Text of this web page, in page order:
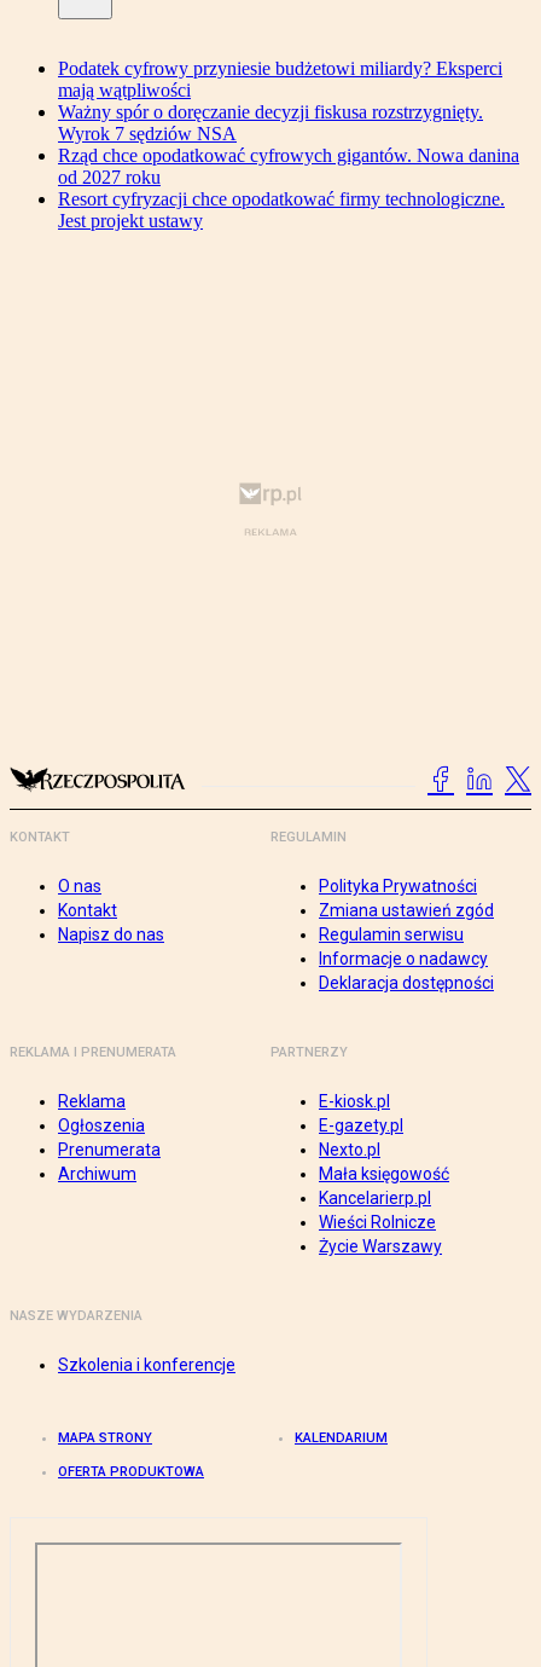
Podatek cyfrowy przyniesie budżetowi miliardy? Eksperci
mają wątpliwości
Ważny spór o doręczanie decyzji fiskusa rozstrzygnięty.
Wyrok 7 sędziów NSA
Rząd chce opodatkować cyfrowych gigantów. Nowa danina
od 2027 roku
Resort cyfryzacji chce opodatkować firmy technologiczne.
Jest projekt ustawy
KONTAKT
O nas
Kontakt
Napisz do nas
REGULAMIN
Polityka Prywatności
Zmiana ustawień zgód
Regulamin serwisu
Informacje o nadawcy
Deklaracja dostępności
REKLAMA I PRENUMERATA
Reklama
Ogłoszenia
Prenumerata
Archiwum
PARTNERZY
E-kiosk.pl
E-gazety.pl
Nexto.pl
Mała księgowość
Kancelarierp.pl
Wieści Rolnicze
Życie Warszawy
NASZE WYDARZENIA
Szkolenia i konferencje
MAPA STRONY KALENDARIUM
OFERTA PRODUKTOWA